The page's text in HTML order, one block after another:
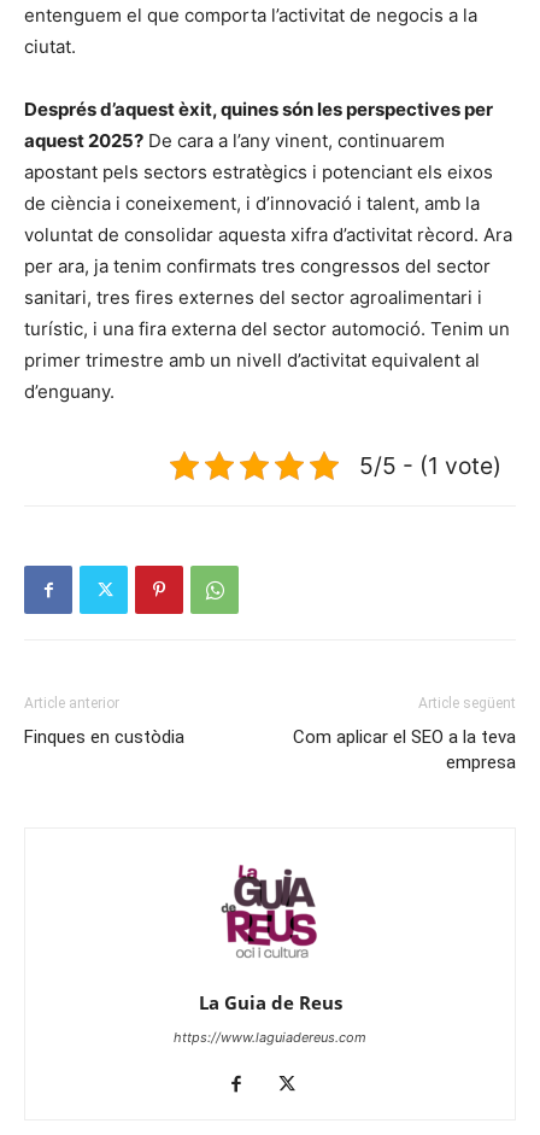
entenguem el que comporta l’activitat de negocis a la
ciutat.
Després d’aquest èxit, quines són les perspectives per
aquest 2025? De cara a l’any vinent, continuarem
apostant pels sectors estratègics i potenciant els eixos
de ciència i coneixement, i d’innovació i talent, amb la
voluntat de consolidar aquesta xifra d’activitat rècord. Ara
per ara, ja tenim confirmats tres congressos del sector
sanitari, tres fires externes del sector agroalimentari i
turístic, i una fira externa del sector automoció. Tenim un
primer trimestre amb un nivell d’activitat equivalent al
d’enguany.
5/5 - (1 vote)
Article anterior
Finques en custòdia
Article següent
Com aplicar el SEO a la teva
empresa
La Guia de Reus
https://www.laguiadereus.com